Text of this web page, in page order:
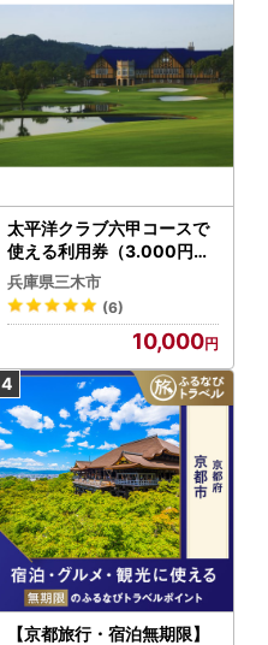
太平洋クラブ六甲コースで
使える利用券（3.000円分
）
兵庫県三木市
(6)
10,000
【京都旅行・宿泊無期限】